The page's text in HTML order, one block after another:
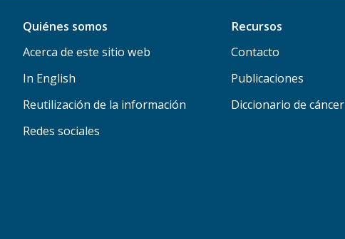
Quiénes somos
Acerca de este sitio web
In English
Reutilización de la información
Redes sociales
Recursos
Contacto
Publicaciones
Diccionario de cáncer